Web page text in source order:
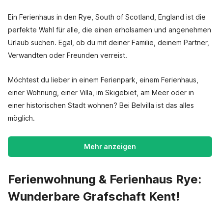
Ein Ferienhaus in den Rye, South of Scotland, England ist die
perfekte Wahl für alle, die einen erholsamen und angenehmen
Urlaub suchen. Egal, ob du mit deiner Familie, deinem Partner,
Verwandten oder Freunden verreist.
Möchtest du lieber in einem Ferienpark, einem Ferienhaus,
einer Wohnung, einer Villa, im Skigebiet, am Meer oder in
einer historischen Stadt wohnen? Bei Belvilla ist das alles
möglich.
Mehr anzeigen
Ferienwohnung & Ferienhaus Rye:
Wunderbare Grafschaft Kent!